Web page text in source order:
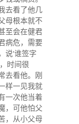
去看了他几
母根本就不
至会在健君
病危，需要
说‘谁签字
时间很
去看他。刚
样一见我就
一次他当着
，可他怕父
，从小父母